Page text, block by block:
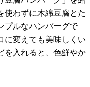
使わずに木綿豆腐とた
プルなハンバーグで
に変えても美味しくい
を入れると、色鮮やか